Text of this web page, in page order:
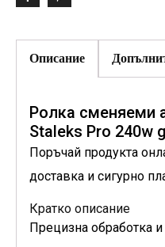
Описание
Ролка сменяеми
Staleks Pro 240w
Поръчай продукта
доставка и сигурно
Кратко описание
Прецизна обработка